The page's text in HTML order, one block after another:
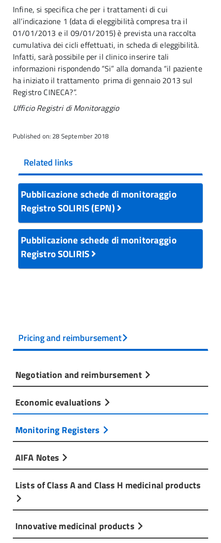
Infine, si specifica che per i trattamenti di cui
all’indicazione 1 (data di eleggibilità compresa tra il
01/01/2013 e il 09/01/2015) è prevista una raccolta
cumulativa dei cicli effettuati, in scheda di eleggibilità.
Infatti, sarà possibile per il clinico inserire tali
informazioni rispondendo “Si” alla domanda “il paziente
ha iniziato il trattamento prima di gennaio 2013 sul
Registro CINECA?”.
Ufficio Registri di Monitoraggio
Published on: 28 September 2018
Related links
Pubblicazione schede di monitoraggio
Registro SOLIRIS (EPN)
Pubblicazione schede di monitoraggio
Registro SOLIRIS
Pricing and reimbursement
Negotiation and reimbursement
Economic evaluations
Monitoring Registers
AIFA Notes
Lists of Class A and Class H medicinal products
Innovative medicinal products